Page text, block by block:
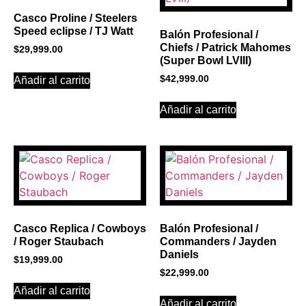
Casco Proline / Steelers
Speed eclipse / TJ Watt
$29,999.00
Añadir al carrito
Balón Profesional /
Chiefs / Patrick Mahomes
(Super Bowl LVIII)
$42,999.00
Añadir al carrito
Casco Replica / Cowboys
/ Roger Staubach
$19,999.00
Añadir al carrito
Balón Profesional /
Commanders / Jayden
Daniels
$22,999.00
Añadir al carrito